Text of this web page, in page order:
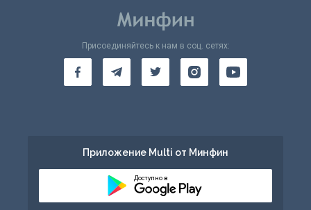
Присоединяйтесь к нам в соц. сетях:
Приложение Multi от Минфин
Доступно в